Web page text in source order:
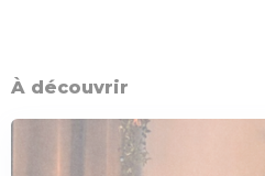
À découvrir